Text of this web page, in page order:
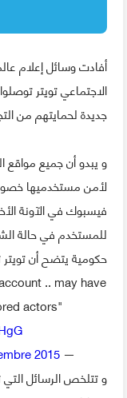
أفادت وسائل إعلام
الاجتماعي تويتر
جديدة لحمايتهم من
و يبدو أن جميع مواقع
لأمن مستخدميها
فيسبوك في الآونة
للمستخدم في حالة
حكومية يتضح أن
.. may have
actors"
— Anne Roth (@Anne_Roth)
2015
و تتلخص الرسائل